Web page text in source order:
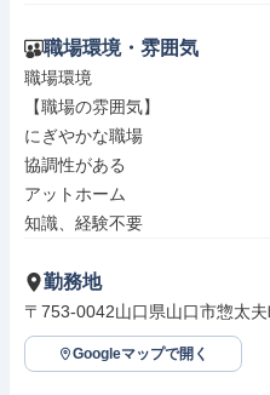
職場環境・雰囲気
職場環境
【職場の雰囲気】
にぎやかな職場
協調性がある
アットホーム
知識、経験不要
勤務地
〒753-0042山口県山口市惣太
Googleマップで開く